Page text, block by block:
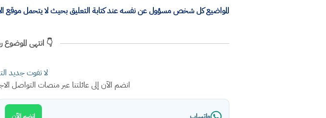
المواضيع كل شخص مسؤول عن نفسه عند كتابة التعليق بحيث لا يتحمل موقع
👇 انتهى الموضوع
لا تفوت جديد
انضم الآن إلى عائلتنا عبر منصات